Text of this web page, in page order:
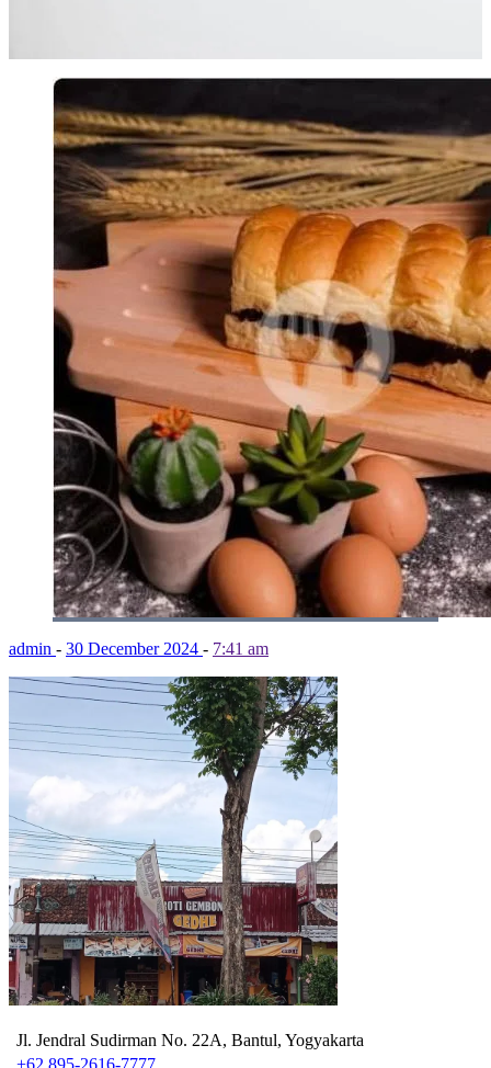
admin - 30 December 2024 - 7:41 am
Jl. Jendral Sudirman No. 22A, Bantul, Yogyakarta
+62 895-2616-7777